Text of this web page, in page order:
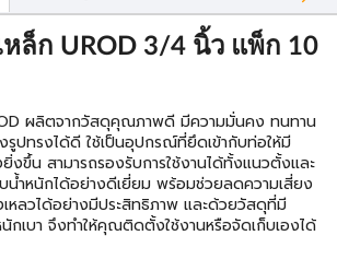
ล็ก UROD 3/4 นิ้ว แพ็ก 10
ผลิตจากวัสดุคุณภาพดี มีความมั่นคง ทนทาน
ปทรงได้ดี ใช้เป็นอุปกรณ์ที่ยึดเข้ากับท่อให้มี
งขึ้น สามารถรองรับการใช้งานได้ทั้งแนวตั้งและ
ำหนักได้อย่างดีเยี่ยม พร้อมช่วยลดความเสี่ยง
หลวได้อย่างมีประสิทธิภาพ และด้วยวัสดุที่มี
กเบา จึงทำให้คุณติดตั้งใช้งานหรือจัดเก็บเองได้